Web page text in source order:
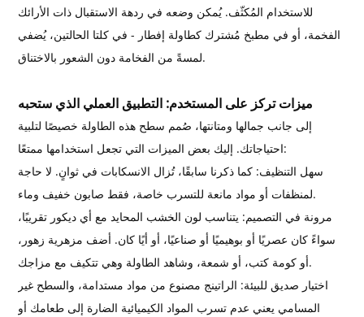
للاستخدام المُكثّف. يُمكن وضعه في ردهة الاستقبال ذات الأرائك
الفخمة، أو في مطبخ مُشترك كطاولة إفطار - في كلتا الحالتين، يُضفي
لمسةً من الفخامة دون الشعور بالاختناق.
ميزات تركز على المستخدم: التطبيق العملي الذي ستحبه
إلى جانب جمالها ومتانتها، صُمم سطح هذه الطاولة خصيصًا لتلبية
احتياجاتك. إليك بعض الميزات التي تجعل استخدامها ممتعًا:
سهل التنظيف: كما ذكرنا سابقًا، تُزال الانسكابات في ثوانٍ. لا حاجة
لمنظفات أو مواد مانعة للتسرب خاصة، فقط صابون خفيف وماء.
مرونة في التصميم: يتناسب لون الخشب المحايد مع أي ديكور تقريبًا،
سواءً كان عصريًا أو بوهيميًا أو صناعيًا، أو أيًا كان. أضف مزهرية زهور،
أو كومة كتب، أو شمعة، وشاهد الطاولة وهي تتكيف مع مزاجك.
اختيار صديق للبيئة: الراتينج مصنوع من مواد مستدامة، والسطح غير
المسامي يعني عدم تسرب المواد الكيميائية الضارة إلى طعامك أو